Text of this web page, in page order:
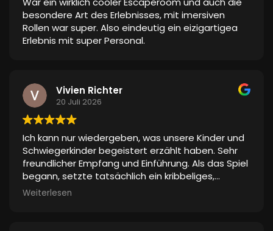
besondere Art des Erlebnisses, mit imersiven
Rollen war super. Also eindeutig ein eizigartigea
Erlebnis mit super Personal.
Vivien Richter
20 Juli 2026
Ich kann nur wiedergeben, was unsere Kinder und
Schwiegerkinder begeistert erzählt haben. Sehr
freundlicher Empfang und Einführung. Als das Spiel
begann, setzte tatsächlich ein kribbeliges,
spannendes Gefühl ein, weil die Umgebung so
Weiterlesen